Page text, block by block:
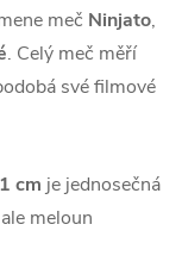
meč Ninjato,
. Celý meč měří
své filmové
cm je jednosečná
meloun